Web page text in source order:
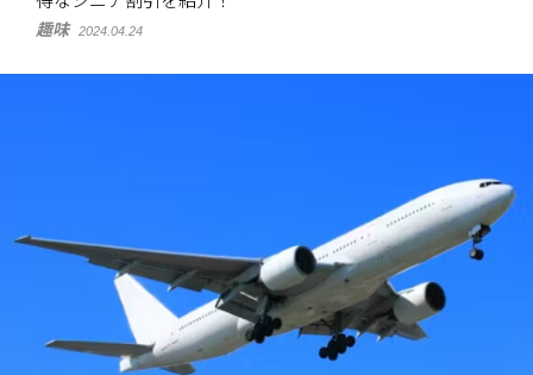
趣味 2024.04.24